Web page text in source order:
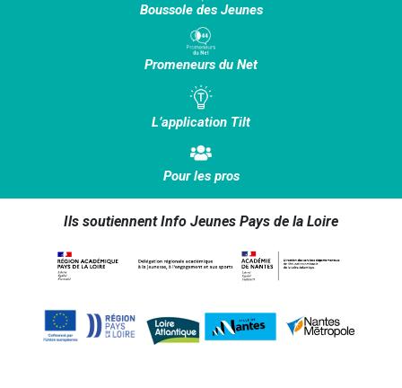
Boussole des Jeunes
Promeneurs du Net
L’application Tilt
Pour les pros
Ils soutiennent Info Jeunes Pays de la Loire